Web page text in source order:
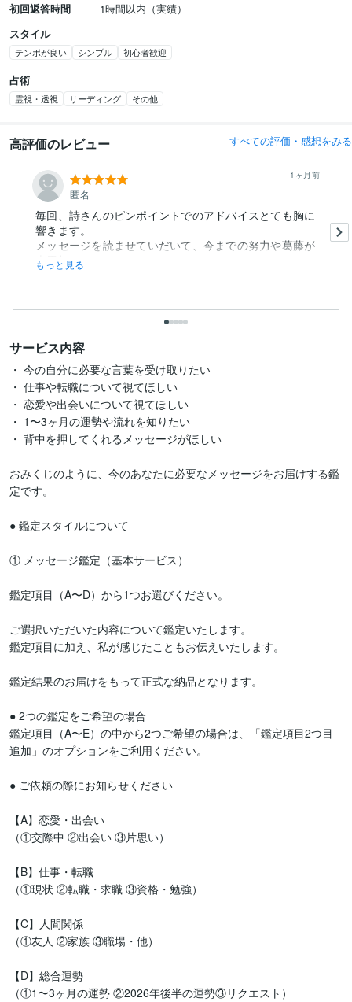
初回返答時間
1時間以内（実績）
スタイル
テンポが良い シンプル 初心者歓迎
占術
霊視・透視 リーディング その他
高評価のレビュー すべての評価・感想をみる
匿名
1ヶ月前
毎回、詩さんのピンポイントでのアドバイスとても胸に
響きます。
メッセージを読ませていだいて、今までの努力や葛藤が
走馬灯の...
もっと見る
サービス内容
・ 今の自分に必要な言葉を受け取りたい
・ 仕事や転職について視てほしい
・ 恋愛や出会いについて視てほしい
・ 1〜3ヶ月の運勢や流れを知りたい
・ 背中を押してくれるメッセージがほしい
おみくじのように、今のあなたに必要なメッセージをお届けする鑑
定です。
● 鑑定スタイルについて
① メッセージ鑑定（基本サービス）
鑑定項目（A〜D）から1つお選びください。
ご選択いただいた内容について鑑定いたします。
鑑定項目に加え、私が感じたこともお伝えいたします。
鑑定結果のお届けをもって正式な納品となります。
● 2つの鑑定をご希望の場合
鑑定項目（A〜E）の中から2つご希望の場合は、「鑑定項目2つ目
追加」のオプションをご利用ください。
● ご依頼の際にお知らせください
【A】恋愛・出会い
（①交際中 ②出会い ③片思い）
【B】仕事・転職
（①現状 ②転職・求職 ③資格・勉強）
【C】人間関係
（①友人 ②家族 ③職場・他）
【D】総合運勢
（①1〜3ヶ月の運勢 ②2026年後半の運勢③リクエスト）